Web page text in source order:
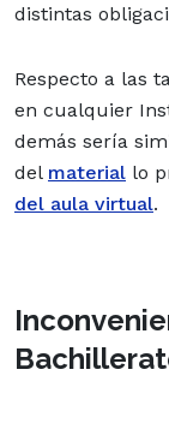
distintas
Respecto a las
en cualquier
demás sería
del material lo
del aula virtual.